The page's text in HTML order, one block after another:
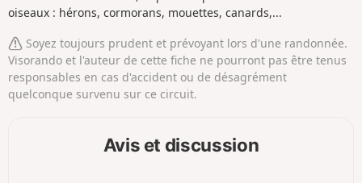
oiseaux : hérons, cormorans, mouettes, canards,...
Soyez toujours prudent et prévoyant lors d'une randonnée.
Visorando et l'auteur de cette fiche ne pourront pas être tenus
responsables en cas d'accident ou de désagrément
quelconque survenu sur ce circuit.
Avis et discussion